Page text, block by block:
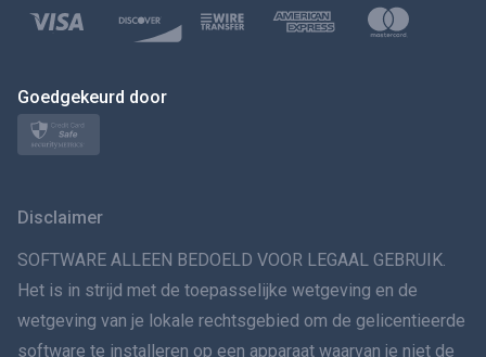
Polski
日本
VERSPREIDINGทย
Goedgekeurd door
Disclaimer
SOFTWARE ALLEEN BEDOELD VOOR LEGAAL GEBRUIK.
Het is in strijd met de toepasselijke wetgeving en de
wetgeving van je lokale rechtsgebied om de gelicentieerde
software te installeren op een apparaat waarvan je niet de